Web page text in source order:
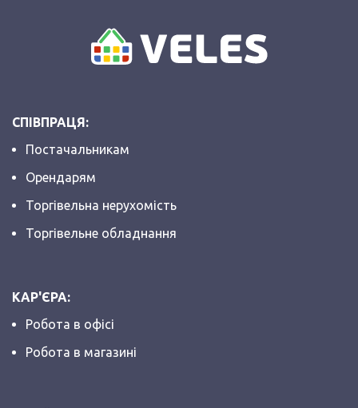
СПІВПРАЦЯ:
Постачальникам
Орендарям
Торгівельна нерухомість
Торгівельне обладнання
КАР'ЄРА:
Робота в офісі
Робота в магазині